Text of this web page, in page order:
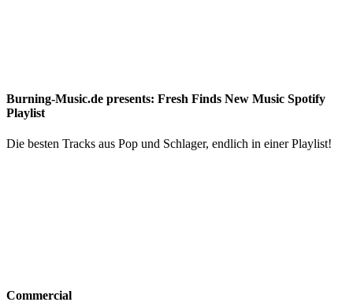
Burning-Music.de presents: Fresh Finds New Music Spotify
Playlist
Die besten Tracks aus Pop und Schlager, endlich in einer Playlist!
Commercial